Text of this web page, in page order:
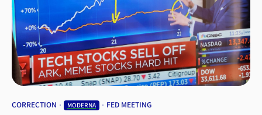
CORRECTION MODERNA FED MEETING